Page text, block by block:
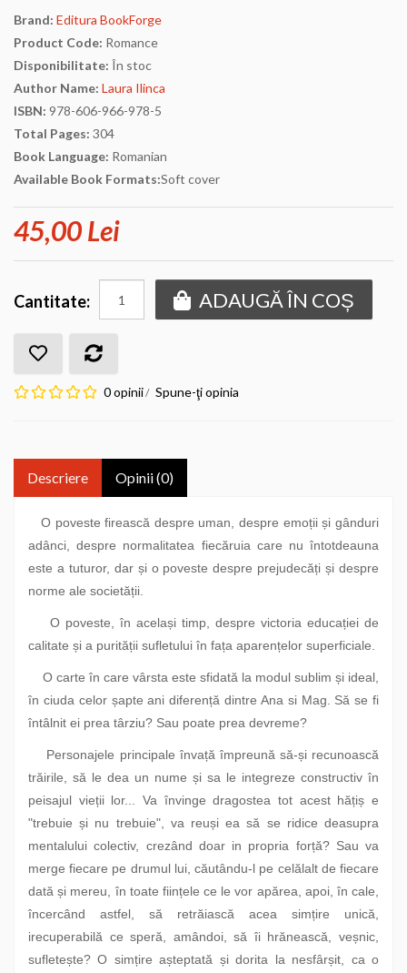
Brand: Editura BookForge
Product Code: Romance
Disponibilitate: În stoc
Author Name: Laura Ilinca
ISBN: 978-606-966-978-5
Total Pages: 304
Book Language: Romanian
Available Book Formats:Soft cover
45,00 Lei
Cantitate: ADAUGĂ ÎN COȘ
0 opinii/ Spune-ţi opinia
Descriere Opinii (0)
O poveste firească despre uman, despre emoții și gânduri
adânci, despre normalitatea fiecăruia care nu întotdeauna
este a tuturor, dar și o poveste despre prejudecăți și despre
norme ale societății.
O poveste, în același timp, despre victoria educației de
calitate și a purității sufletului în fața aparențelor superficiale.
O carte în care vârsta este sfidată la modul sublim și ideal,
în ciuda celor șapte ani diferență dintre Ana si Mag. Să se fi
întâlnit ei prea târziu? Sau poate prea devreme?
Personajele principale învață împreună să-și recunoască
trăirile, să le dea un nume și sa le integreze constructiv în
peisajul vieții lor... Va învinge dragostea tot acest hățiș e
"trebuie și nu trebuie", va reuși ea să se ridice deasupra
mentalului colectiv, crezând doar in propria forță? Sau va
merge fiecare pe drumul lui, căutându-l pe celălalt de fiecare
dată și mereu, în toate ființele ce le vor apărea, apoi, în cale,
încercând astfel, să retrăiască acea simțire unică,
irecuperabilă ce speră, amândoi, să îi hrănească, veșnic,
sufletește? O simțire așteptată și dorita la nesfârșit, ca o